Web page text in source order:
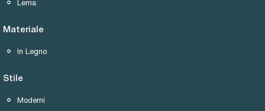
Lema
Materiale
In Legno
Stile
Moderni